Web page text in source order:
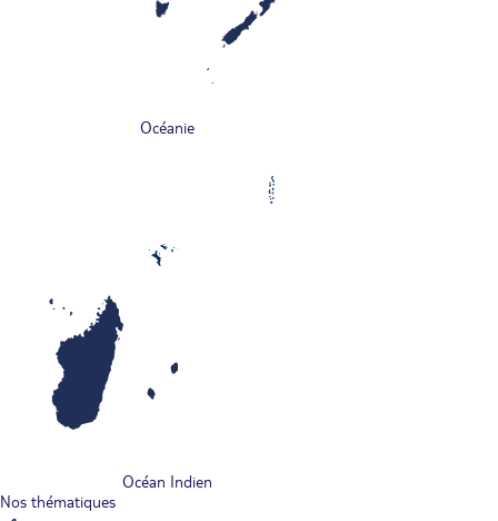
Océanie
Océan Indien
Nos thématiques